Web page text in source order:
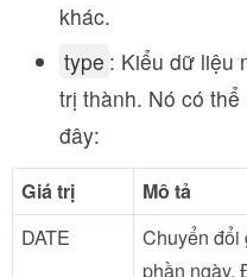
khác.
type : Kiểu dữ liệu
trị thành. Nó có
đây:
Giá trị
Mô tả
DATE
Chuyển đổi
phần ngày.